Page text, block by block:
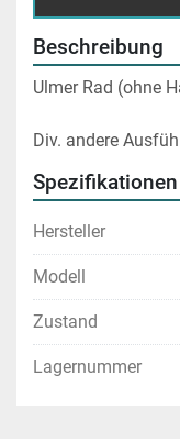
Beschreibung
Ulmer Rad (ohne
Div. andere
Spezifikationen
Hersteller
Modell
Zustand
Lagernummer